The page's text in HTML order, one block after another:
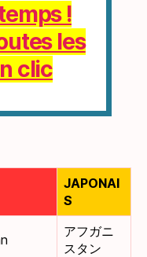
!
les
clic
JAPONAI
S
アフガニ
スタン